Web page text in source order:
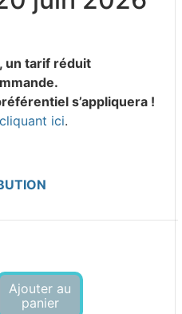
un tarif réduit
s’appliquera !
ici.
Ajouter au
panier